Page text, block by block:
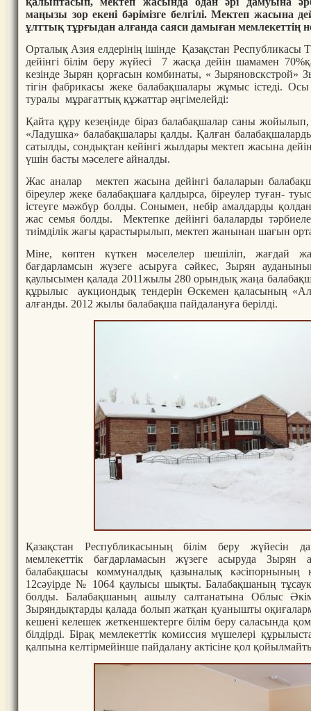
маңызы зор екені бәрімізге белгілі. Мектеп жасына
ұлттық тұрғыдан алғанда саяси дамыған мемлекеттің
Орталық Азия елдерінің ішінде Қазақстан Республикасы
дейінгі білім беру жүйесі 7 жасқа дейін шамамен
кезінде Зырян қорғасын комбинаты, « Зыряновскстрой»
тігін фабрикасы жеке балабақшалары жұмыс істеді.
туралы мұрағаттық құжаттар әңгімелейді:
Қайта құру кезеңінде біраз балабақшалар саны
«Ладушка» балабақшалары қалды. Қалған
сатылды, сондықтан кейінгі жылдары мектеп жасына
үшін басты мәселеге айналды.
Жас аналар мектеп жасына дейінгі балаларын
біреулер жеке балабақшаға қалдырса, біреулер туған-
істеуге мәжбүр болды. Сонымен, небір амалдарды
жас семья болды. Мектепке дейінгі балаларды
тиімділік жағы қарастырылып, мектеп жанынан шағын
Міне, көптен күткен мәселелер шешіліп, жағдай
бағдарламсын жүзеге асыруға сәйкес, Зырян
қаулысымен қалада 2011жылы 280 орындық жаңа
құрылыс аукциондық тендерін Өскемен қаласының
алғанды. 2012 жылы балабақша пайдалануға берілді.
Қазақстан Республикасының білім беру жүйесін
мемлекеттік бағдарламасын жүзеге асыруда Зырян
балабақшасы коммуналдық қазыналық
12сәуірде № 1064 қаулысы шықты. Балабақшаның
болды. Балабақшаның ашылу салтанатына Облыс
Зыряндықтарды қалада болып жатқан қуанышты
кешені келешек жеткеншектерге білім беру саласында
білдірді. Бірақ мемлекеттік комиссия мүшелері
қалпына келтірмейінше пайдалану актісіне қол